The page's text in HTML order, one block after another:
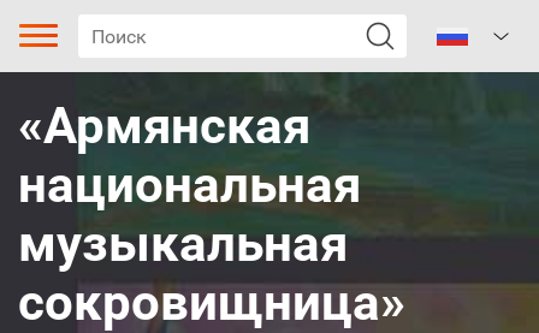
Тип песни
«Армянская
национальная
музыкальная
сокровищница»